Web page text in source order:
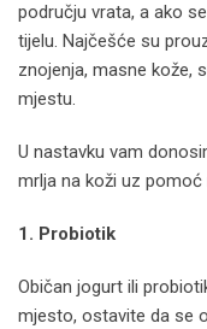
području vrata, a ako
tijelu. Najčešće su
znojenja, masne kože,
mjestu.
U nastavku vam
mrlja na koži uz
1. Probiotik
Običan jogurt ili
mjesto, ostavite da se